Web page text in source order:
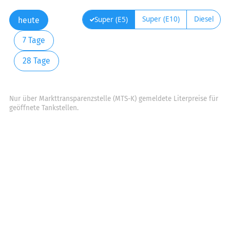
heute
7 Tage
28 Tage
Super (E5) Super (E10) Diesel
Nur über Markttransparenzstelle (MTS-K) gemeldete Literpreise für
geöffnete Tankstellen.